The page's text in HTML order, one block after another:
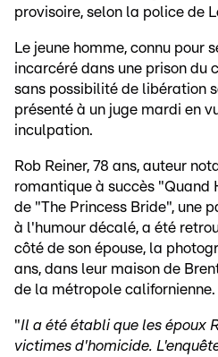
provisoire, selon la police de
Le jeune homme, connu pour
incarcéré dans une prison du
sans possibilité de libération
présenté à un juge mardi en
inculpation.
Rob Reiner, 78 ans, auteur
romantique à succès "Quand
de "The Princess Bride", une
à l'humour décalé, a été
côté de son épouse, la
ans, dans leur maison de
de la métropole californienne.
"Il a été établi que les époux
victimes d'homicide.